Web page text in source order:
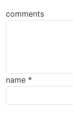
comments
name *